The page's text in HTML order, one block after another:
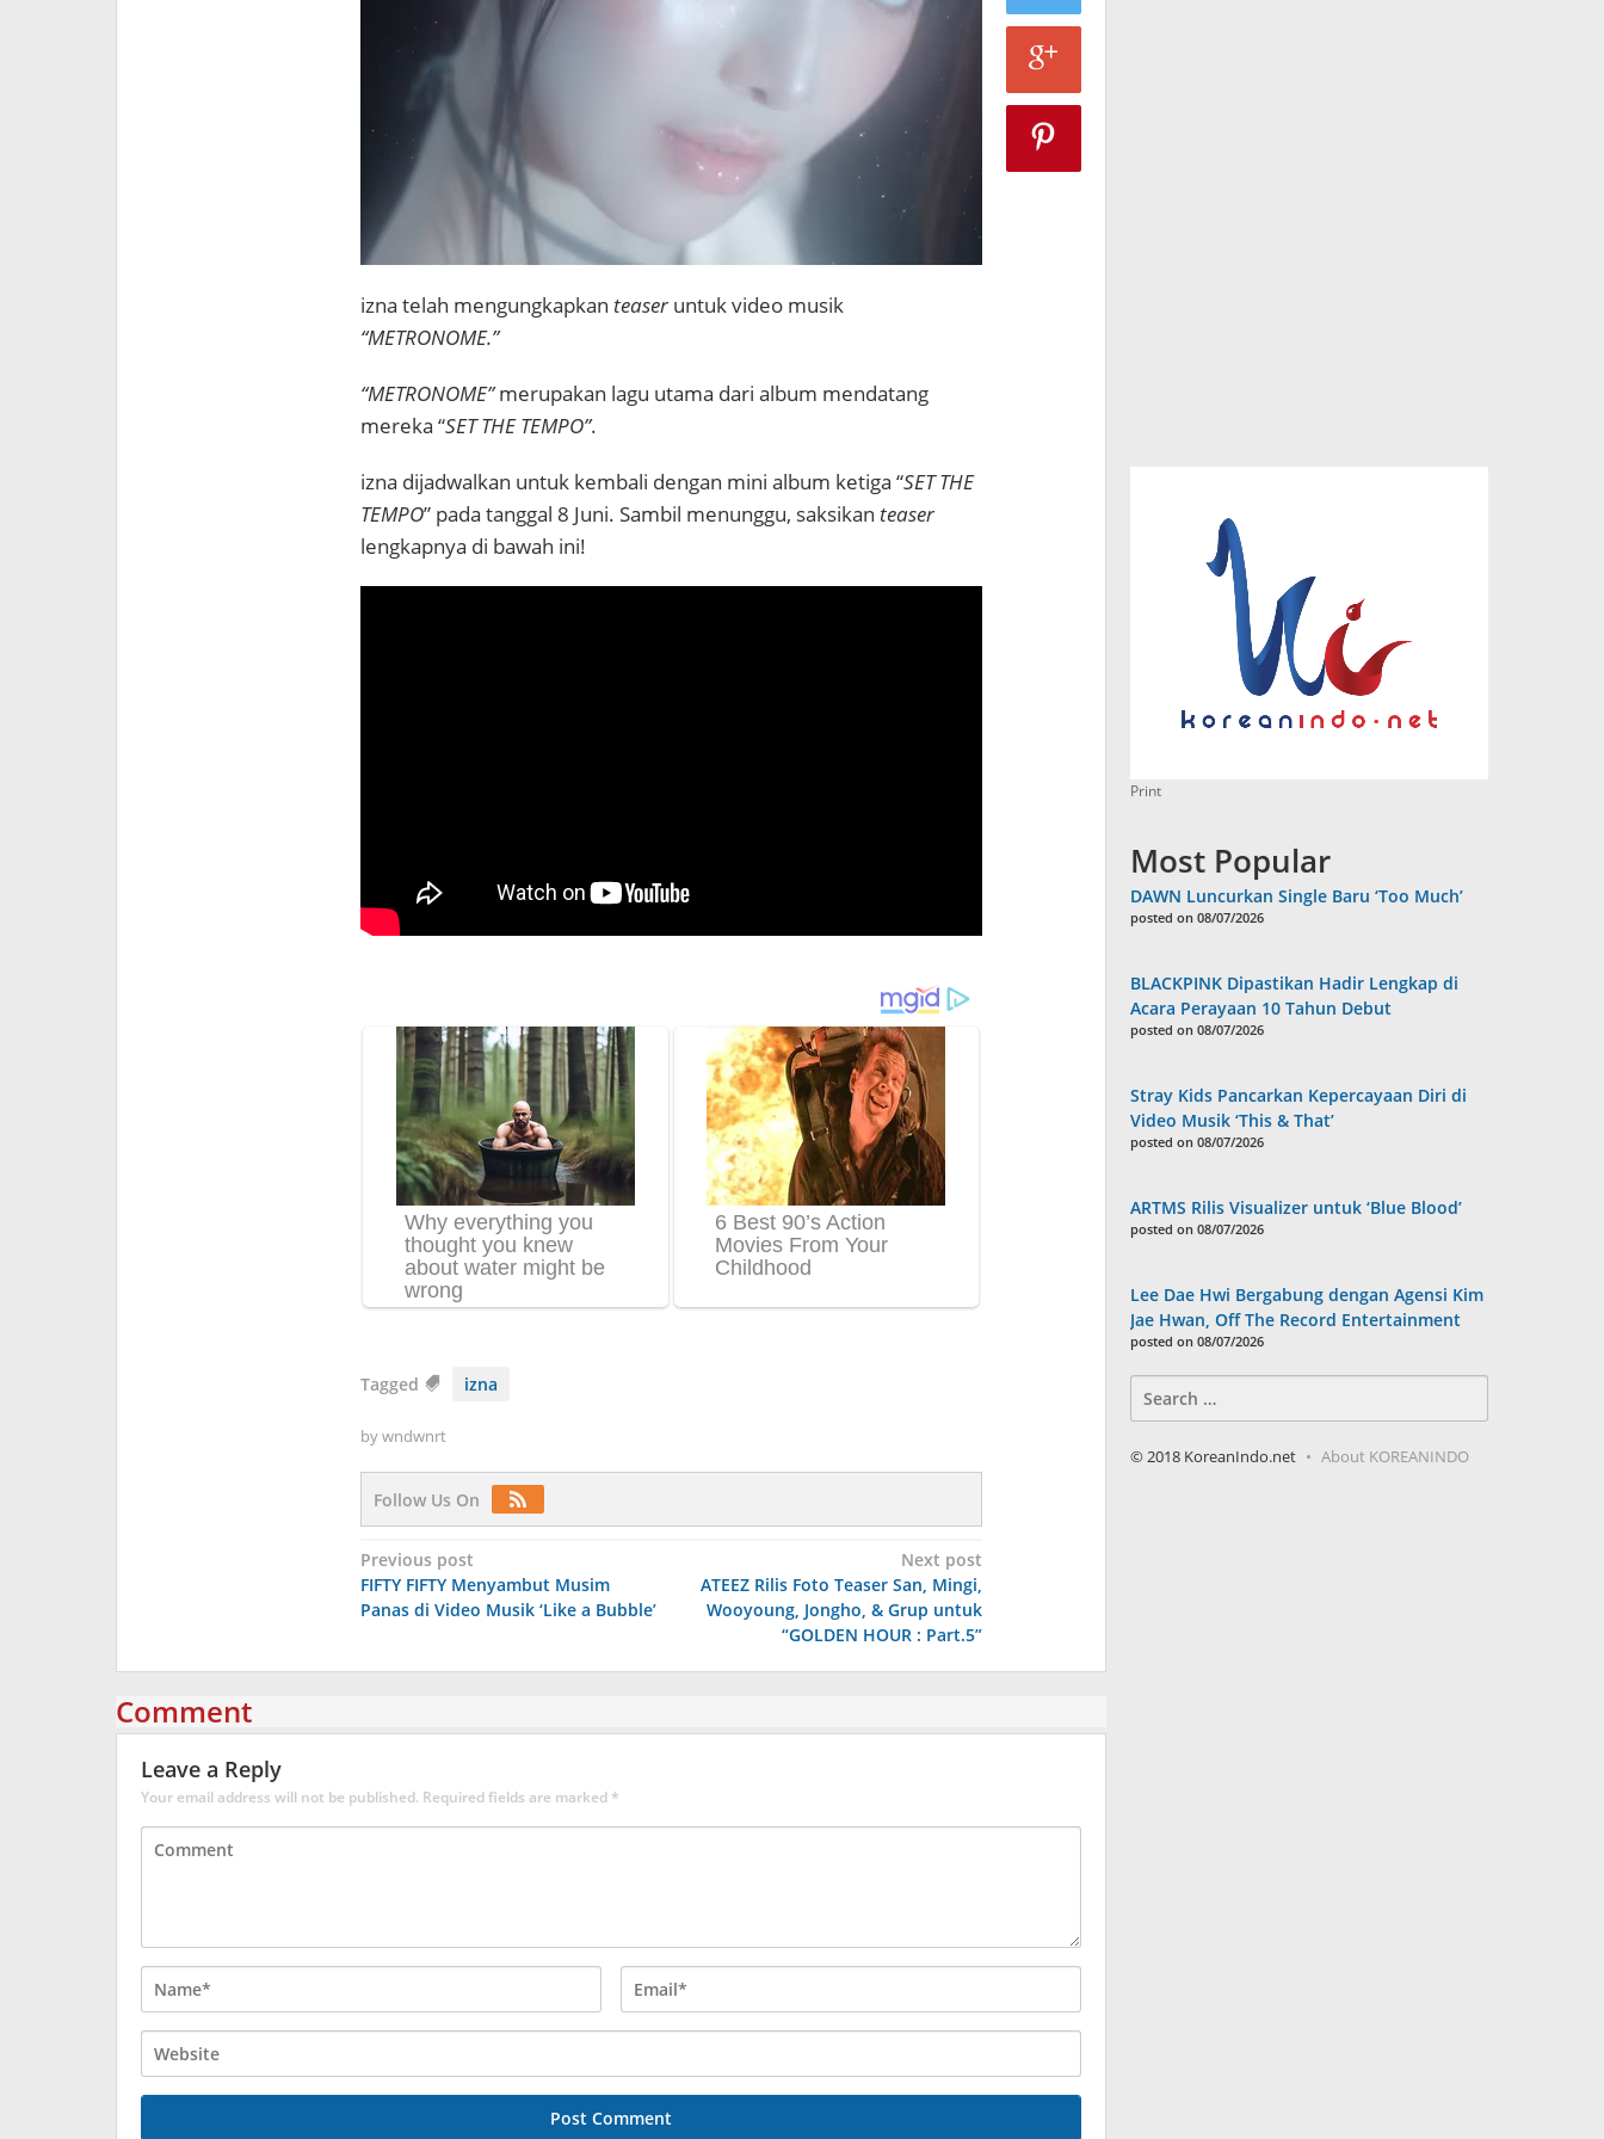
izna telah mengungkapkan teaseruntuk video musik
“METRONOME.”
“METRONOME”merupakan lagu utama dari album mendatang
mereka “SET THE TEMPO”.
izna dijadwalkan untuk kembali dengan mini album ketiga “SET THE
TEMPO” pada tanggal 8 Juni. Sambil menunggu, saksikan teaser
lengkapnya di bawah ini!
Tagged izna
bywndwnrt
Follow Us On
Post
navigation
Previous post
FIFTY FIFTY Menyambut Musim
Panas di Video Musik ‘Like a Bubble’
Next post
ATEEZ Rilis Foto Teaser San, Mingi,
Wooyoung, Jongho, & Grup untuk
“GOLDEN HOUR : Part.5”
Comment
Leave a Reply
Your email address will not be published. Required fields are marked*
Print
Most Popular
DAWN Luncurkan Single Baru ‘Too Much’
posted on 08/07/2026
BLACKPINK Dipastikan Hadir Lengkap di
Acara Perayaan 10 Tahun Debut
posted on 08/07/2026
Stray Kids Pancarkan Kepercayaan Diri di
Video Musik ‘This & That’
posted on 08/07/2026
ARTMS Rilis Visualizer untuk ‘Blue Blood’
posted on 08/07/2026
Lee Dae Hwi Bergabung dengan Agensi Kim
Jae Hwan, Off The Record Entertainment
posted on 08/07/2026
for:
© 2018 KoreanIndo.net About KOREANINDO